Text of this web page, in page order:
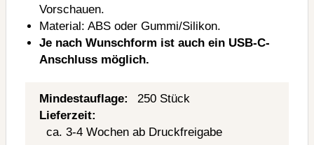
Vorschauen.
Material: ABS oder Gummi/Silikon.
Je nach Wunschform ist auch ein USB-C-
Anschluss möglich.
Mindestauflage:
250 Stück
Lieferzeit:
ca. 3-4 Wochen ab Druckfreigabe